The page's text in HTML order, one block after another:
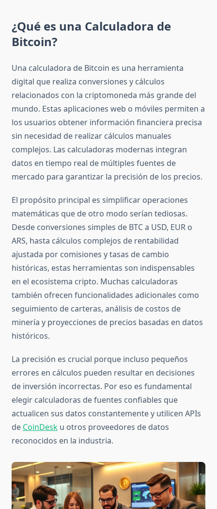
¿Qué es una Calculadora de
Bitcoin?
Una calculadora de Bitcoin es una herramienta
digital que realiza conversiones y cálculos
relacionados con la criptomoneda más grande del
mundo. Estas aplicaciones web o móviles permiten a
los usuarios obtener información financiera precisa
sin necesidad de realizar cálculos manuales
complejos. Las calculadoras modernas integran
datos en tiempo real de múltiples fuentes de
mercado para garantizar la precisión de los precios.
El propósito principal es simplificar operaciones
matemáticas que de otro modo serían tediosas.
Desde conversiones simples de BTC a USD, EUR o
ARS, hasta cálculos complejos de rentabilidad
ajustada por comisiones y tasas de cambio
históricas, estas herramientas son indispensables
en el ecosistema cripto. Muchas calculadoras
también ofrecen funcionalidades adicionales como
seguimiento de carteras, análisis de costos de
minería y proyecciones de precios basadas en datos
históricos.
La precisión es crucial porque incluso pequeños
errores en cálculos pueden resultar en decisiones
de inversión incorrectas. Por eso es fundamental
elegir calculadoras de fuentes confiables que
actualicen sus datos constantemente y utilicen APIs
de CoinDesk u otros proveedores de datos
reconocidos en la industria.